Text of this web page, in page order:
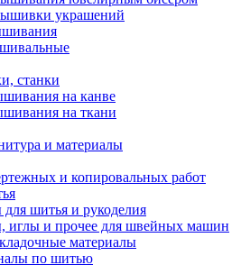
украшений
станки
на канве
на ткани
и материалы
и копировальных работ
шитья и рукоделия
иглы и прочее для швейных машин
материалы
по шитью